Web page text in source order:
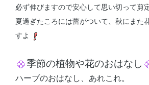
必ず伸びますので安心して思い切って剪
夏過ぎたころには蕾がついて、秋にまた
すよ
季節の植物や花のおはなし
ハーブのおはなし、あれこれ。